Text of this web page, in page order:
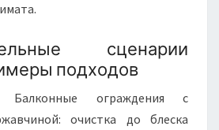
сценарии
подходов
ограждения с
очистка до блеска